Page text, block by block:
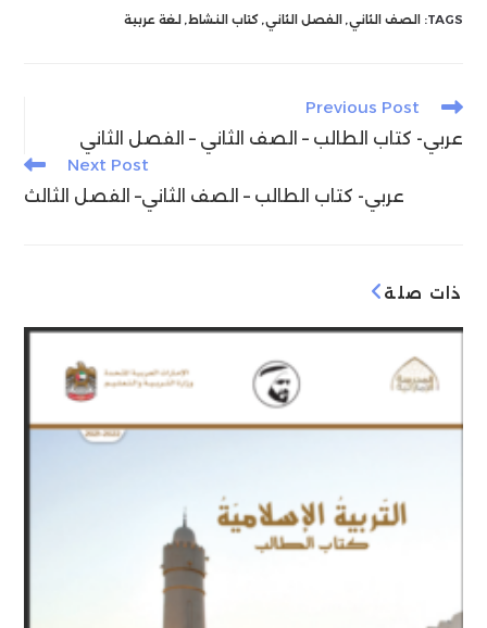
c
b
o
k
itt
ai
at
p
k
n
e
m
ss
g
er
TAGS: الصف الثاني, الفصل الثاني, كتاب النشاط, لغة عربية
Read
articles
Previous Post
عربي- كتاب الطالب – الصف الثاني – الفصل الثاني
Next Post
عربي- كتاب الطالب – الصف الثاني– الفصل الثالث
ذات صلة